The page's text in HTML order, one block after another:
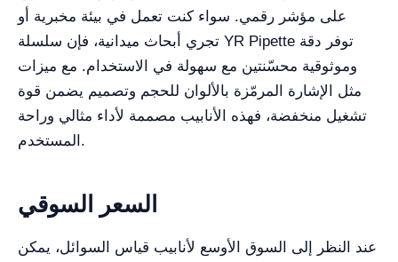
على مؤشر رقمي. سواء كنت تعمل في بيئة مخبرية أو
تجري أبحاث ميدانية، فإن سلسلة YR Pipette توفر دقة
وموثوقية محسّنتين مع سهولة في الاستخدام. مع ميزات
مثل الإشارة المرمّزة بالألوان للحجم وتصميم يضمن قوة
تشغيل منخفضة، فهذه الأنابيب مصممة لأداء مثالي وراحة
المستخدم.
السعر السوقي
عند النظر إلى السوق الأوسع لأنابيب قياس السوائل، يمكن